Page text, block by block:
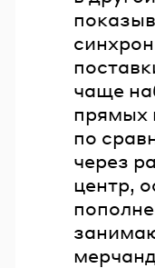
чаще
прямых
по
через
центр,